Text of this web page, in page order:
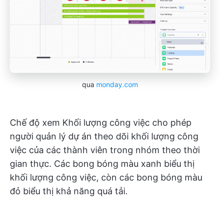
qua monday.com
Chế độ xem Khối lượng công việc cho phép
người quản lý dự án theo dõi khối lượng công
việc của các thành viên trong nhóm theo thời
gian thực. Các bong bóng màu xanh biểu thị
khối lượng công việc, còn các bong bóng màu
đỏ biểu thị khả năng quá tải.